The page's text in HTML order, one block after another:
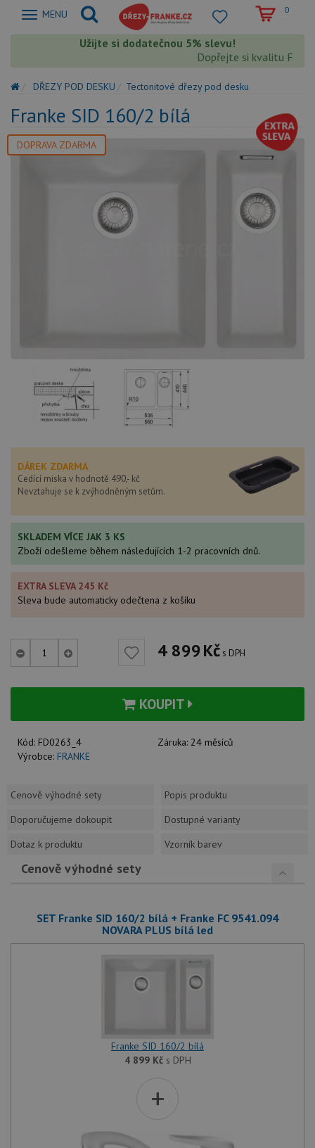
Zobrazit
MENU 0
Užijte si dodatečnou 5% slevu!
Dopřejte si kvalitu
DŘEZY POD DESKU Tectonitové dřezy pod desku
Franke SID 160/2 bílá
DOPRAVA ZDARMA
DÁREK ZDARMA
Cedící miska v hodnotě 490,- kč
Nevztahuje se k zvýhodněným setům.
SKLADEM VÍCE JAK 3 KS
Zboží odešleme během následujících 1-2 pracovních dnů.
EXTRA SLEVA 245 Kč
Sleva bude automaticky odečtena z košíku
4 899Kč s DPH
KOUPIT
Kód: FD0263_4 Záruka: 24 měsíců
Výrobce: FRANKE
Cenově výhodné sety
Popis produktu
Doporučujeme dokoupit
Dostupné varianty
Dotaz k produktu
Vzorník barev
Cenově výhodné sety
SET Franke SID 160/2 bílá + Franke FC 9541.094
NOVARA PLUS bílá led
Franke SID 160/2 bílá
4 899 Kčs DPH
+